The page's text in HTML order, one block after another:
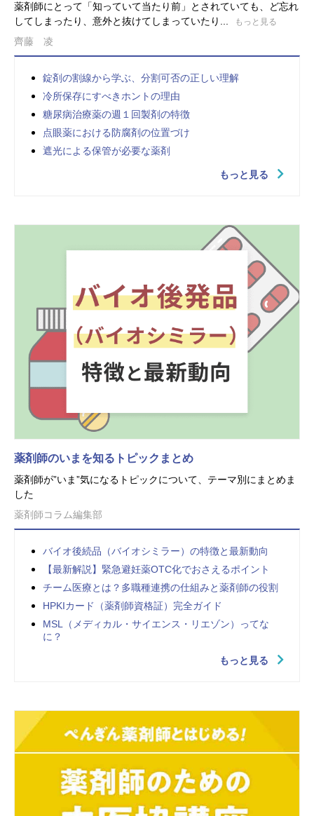
薬剤師にとって「知っていて当たり前」とされていても、ど忘れ
してしまったり、意外と抜けてしまっていたり...
もっと見る
齊藤 凌
錠剤の割線から学ぶ、分割可否の正しい理解
冷所保存にすべきホントの理由
糖尿病治療薬の週１回製剤の特徴
点眼薬における防腐剤の位置づけ
遮光による保管が必要な薬剤
もっと見る
薬剤師のいまを知るトピックまとめ
薬剤師が”いま”気になるトピックについて、テーマ別にまとめま
した
薬剤師コラム編集部
バイオ後続品（バイオシミラー）の特徴と最新動向
【最新解説】緊急避妊薬OTC化でおさえるポイント
チーム医療とは？多職種連携の仕組みと薬剤師の役割
HPKIカード（薬剤師資格証）完全ガイド
MSL（メディカル・サイエンス・リエゾン）ってな
に？
もっと見る